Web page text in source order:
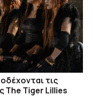
τις
The Tiger Lillies